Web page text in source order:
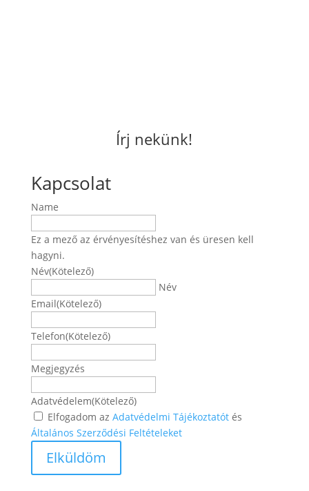
Írj nekünk!
Kapcsolat
Name
Ez a mező az érvényesítéshez van és üresen kell
hagyni.
Név(Kötelező)
Név
Email(Kötelező)
Telefon(Kötelező)
Megjegyzés
Adatvédelem(Kötelező)
Elfogadom az Adatvédelmi Tájékoztatótés
Általános Szerződési Feltételeket